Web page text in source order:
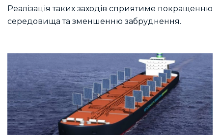
Реалізація таких заходів сприятиме покращенню
середовища та зменшенню забруднення.